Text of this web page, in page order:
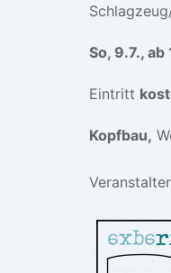
So, 9.7., ab
Eintritt
Kopfbau,